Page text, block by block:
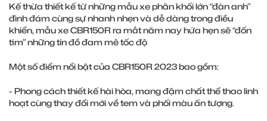
Kế thừa thiết kế từ những mẫu xe phân khối lớn “đàn anh”
đình đám cùng sự nhanh nhẹn và dễ dàng trong điều
khiển, mẫu xe CBR150R ra mắt năm nay hứa hẹn sẽ “đốn
tim” những tín đồ đam mê tốc độ
Một số điểm nổi bật của CBR150R 2023 bao gồm:
- Phong cách thiết kế hài hòa, mang đậm chất thể thao linh
hoạt cùng thay đổi mới về tem và phối màu ấn tượng.